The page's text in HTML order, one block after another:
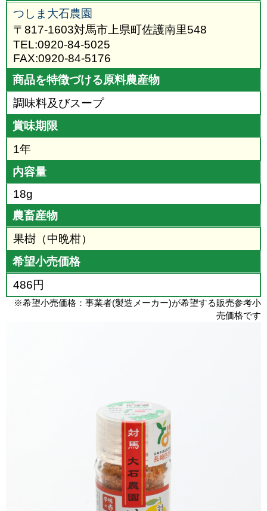
つしま大石農園
〒817-1603対馬市上県町佐護南里548
TEL:0920-84-5025
FAX:0920-84-5176
商品を特徴づける原料農産物
調味料及びスープ
賞味期限
1年
内容量
18g
農畜産物
果樹（中晩柑）
希望小売価格
486円
※希望小売価格：事業者(製造メーカー)が希望する販売参考小
売価格です